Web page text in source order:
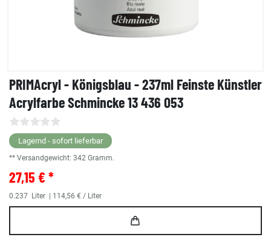
PRIMAcryl - Königsblau - 237ml Feinste Künstler
Acrylfarbe Schmincke 13 436 053
Lagernd - sofort lieferbar
** Versandgewicht: 342 Gramm.
27,15 € *
0.237 Liter | 114,56 € / Liter